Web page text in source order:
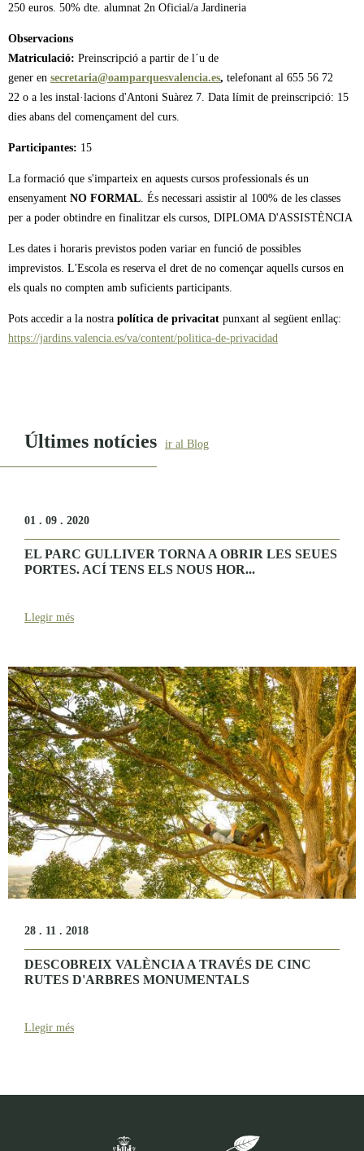
250 euros. 50% dte. alumnat 2n Oficial/a Jardineria
Observacions
Matriculació: Preinscripció a partir de l´u de
gener en secretaria@oamparquesvalencia.es, telefonant al 655 56 72
22 o a les instal·lacions d'Antoni Suàrez 7. Data límit de preinscripció: 15
dies abans del començament del curs.
Participantes: 15
La formació que s'imparteix en aquests cursos professionals és un
ensenyament NO FORMAL . És necessari assistir al 100% de les classes
per a poder obtindre en finalitzar els cursos, DIPLOMA D'ASSISTÈNCIA
Les dates i horaris previstos poden variar en funció de possibles
imprevistos. L'Escola es reserva el dret de no començar aquells cursos en
els quals no compten amb suficients participants.
Pots accedir a la nostra política de privacitat punxant al següent enllaç:
https://jardins.valencia.es/va/content/politica-de-privacidad
Últimes notícies ir al Blog
01 . 09 . 2020
EL PARC GULLIVER TORNA A OBRIR LES SEUES
PORTES. ACÍ TENS ELS NOUS HOR...
Llegir més
28 . 11 . 2018
DESCOBREIX VALÈNCIA A TRAVÉS DE CINC
RUTES D'ARBRES MONUMENTALS
Llegir més